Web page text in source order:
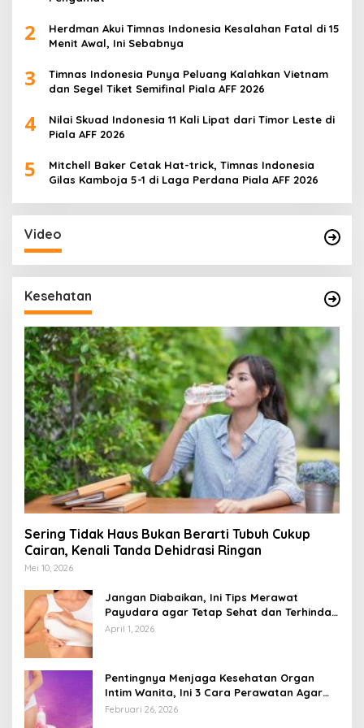
2
Herdman Akui Timnas Indonesia Kesalahan Fatal di 15
Menit Awal, Ini Sebabnya
3
Timnas Indonesia Punya Peluang Kalahkan Vietnam
dan Segel Tiket Semifinal Piala AFF 2026
4
Nilai Skuad Indonesia 11 Kali Lipat dari Timor Leste di
Piala AFF 2026
5
Mitchell Baker Cetak Hat-trick, Timnas Indonesia
Gilas Kamboja 5-1 di Laga Perdana Piala AFF 2026
Video
Kesehatan
Sering Tidak Haus Bukan Berarti Tubuh Cukup
Cairan, Kenali Tanda Dehidrasi Ringan
Mei 10, 2026
Jangan Diabaikan, Ini Tips Merawat
Payudara agar Tetap Sehat dan Terhindar
dari Risiko Penyakit
April 1, 2026
Pentingnya Menjaga Kesehatan Organ
Intim Wanita, Ini 3 Cara Perawatan Agar
Tetap Bersih
Februari 26, 2026